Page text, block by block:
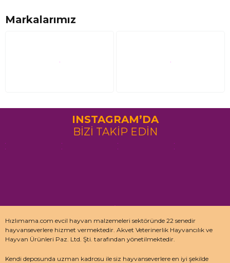
Markalarımız
INSTAGRAM’DA
BİZİ TAKİP EDİN
Hızlımama.com evcil hayvan malzemeleri sektöründe 22 senedir
hayvanseverlere hizmet vermektedir. Akvet Veterinerlik Hayvancılık ve
Hayvan Ürünleri Paz. Ltd. Şti. tarafından yönetilmektedir.
Kendi deposunda uzman kadrosu ile siz hayvanseverlere en iyi şekilde